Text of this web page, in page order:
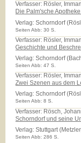
Verfasser: Rösler,
Die Palm'sche
Verlag:Schorndorf
Seiten Abb: 30 S.
Verfasser: Rösler,
Geschichte und
Verlag:Schorndorf
Seiten Abb: 47 S.
Verfasser: Rösler,
Zwei Szenen aus dem
Verlag:Schorndorf
Seiten Abb: 8 S.
Verfasser: Rösch,
Schorndorf und seine
Verlag:Stuttgart
Seiten Abb: 286 S.